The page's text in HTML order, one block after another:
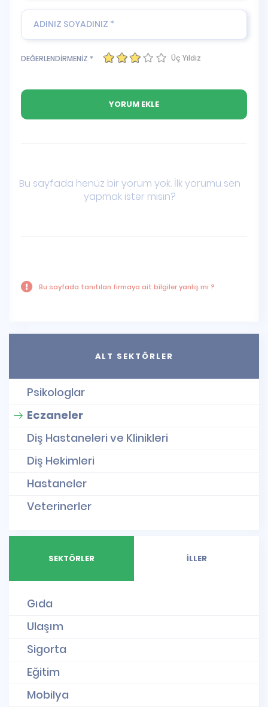
DEĞERLENDİRMENİZ * Üç Yıldız
Bu sayfada henüz bir yorum yok. İlk yorumu sen
yapmak ister misin?
Bu sayfada tanıtılan firmaya ait bilgiler yanlış mı ?
ALT SEKTÖRLER
Psikologlar
Eczaneler
Diş Hastaneleri ve Klinikleri
Diş Hekimleri
Hastaneler
Veterinerler
SEKTÖRLER İLLER
Gıda
Ulaşım
Sigorta
Eğitim
Mobilya